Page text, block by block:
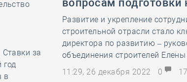
за
год
в
вопросам подготовки
Развитие и укрепление
строительной отрасли стало
директора по развитию –
объединения строителей
11:29, 26 декабря 2022
0